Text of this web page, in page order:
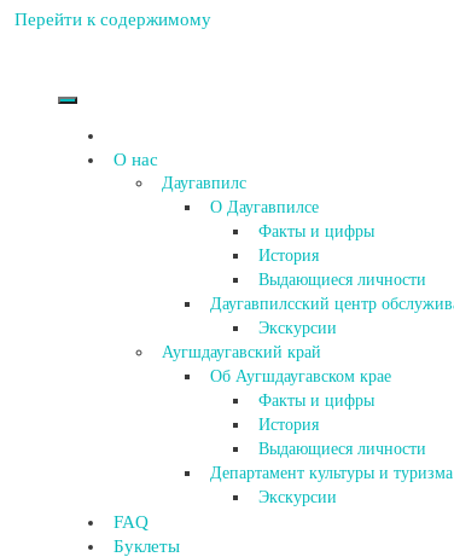
Перейти к содержимому
О нас
Даугавпилс
О Даугавпилсе
Факты и цифры
История
Выдающиеся личности
Даугавпилсский центр
Экскурсии
Аугшдаугавский край
Об Аугшдаугавском крае
Факты и цифры
История
Выдающиеся личности
Департамент культуры и
Экскурсии
FAQ
Буклеты